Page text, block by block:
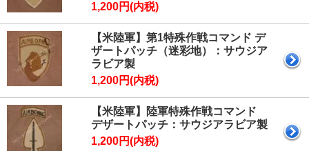
1,200円(内税)
【米陸軍】第1特殊作戦コマンド デ
ザートパッチ（迷彩地）：サウジア
ラビア製
1,200円(内税)
【米陸軍】陸軍特殊作戦コマンド
デザートパッチ：サウジアラビア製
1,200円(内税)